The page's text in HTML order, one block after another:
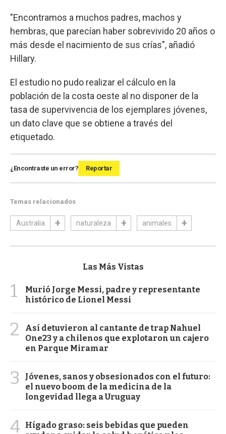
"Encontramos a muchos padres, machos y
hembras, que parecían haber sobrevivido 20 años o
más desde el nacimiento de sus crías", añadió
Hillary.
El estudio no pudo realizar el cálculo en la
población de la costa oeste al no disponer de la
tasa de supervivencia de los ejemplares jóvenes,
un dato clave que se obtiene a través del
etiquetado.
¿Encontraste un error? Reportar
Temas relacionados
Australia naturaleza animales
Las Más Vistas
1
Murió Jorge Messi, padre y representante
histórico de Lionel Messi
2
Así detuvieron al cantante de trap Nahuel
One23 y a chilenos que explotaron un cajero
en Parque Miramar
3
Jóvenes, sanos y obsesionados con el futuro:
el nuevo boom de la medicina de la
longevidad llega a Uruguay
4 Hígado graso: seis bebidas que pueden